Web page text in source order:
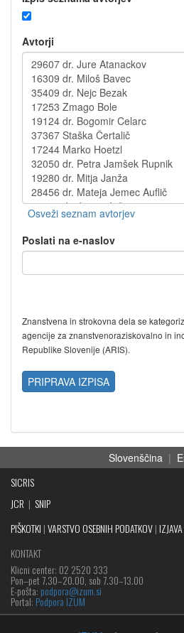
Avtorji
Poslati na e-naslov
Znanstvena in strokovna dela se
agencije za znanstvenoraziskovalno in
Republike Slovenije (ARIS).
PRIPRAVA IZPISA
Slovenščina |
SICRIS
JCR | SNIP
PIŠKOTKI |VARSTVO OSEBNIH PODATKOV|
KONTAKT
Klicni center: 02 2520 333
Pon‒pet 7.30–20.00, sob 7.30–13.00
E-pošta: podpora@izum.si
Portal: Podpora IZUM